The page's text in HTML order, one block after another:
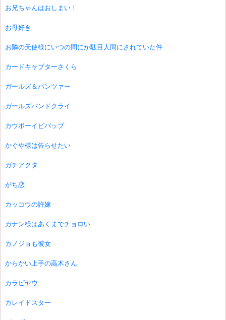
お兄ちゃんはおしまい！
お母好き
お隣の天使様にいつの間にか駄目人間にされていた件
カードキャプターさくら
ガールズ＆パンツァー
ガールズバンドクライ
カウボーイビバップ
かぐや様は告らせたい
ガチアクタ
がち恋
カッコウの許嫁
カナン様はあくまでチョロい
カノジョも彼女
からかい上手の高木さん
カラビヤウ
カレイドスター